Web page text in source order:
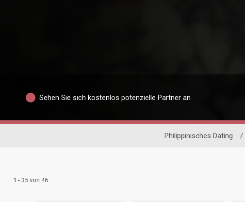
Sehen Sie sich kostenlos potenzielle Partner an
Philippinisches Dating /
1 - 35 von 46